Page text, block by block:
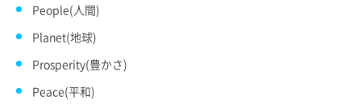
People(人間)
Planet(地球)
Prosperity(豊かさ)
Peace(平和)